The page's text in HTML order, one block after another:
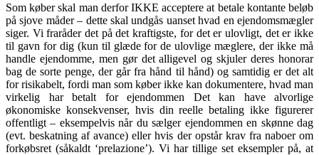
Som køber skal man derfor IKKE acceptere at betale kontante beløb
på sjove måder – dette skal undgås uanset hvad en ejendomsmægler
siger. Vi fraråder det på det kraftigste, for det er ulovligt, det er ikke
til gavn for dig (kun til glæde for de ulovlige mæglere, der ikke må
handle ejendomme, men gør det alligevel og skjuler deres honorar
bag de sorte penge, der går fra hånd til hånd) og samtidig er det alt
for risikabelt, fordi man som køber ikke kan dokumentere, hvad man
virkelig har betalt for ejendommen Det kan have alvorlige
økonomiske konsekvenser, hvis din reelle betaling ikke figurerer
offentligt – eksempelvis når du sælger ejendommen en skønne dag
(evt. beskatning af avance) eller hvis der opstår krav fra naboer om
forkøbsret (såkaldt ‘prelazione’). Vi har tillige set eksempler på, at